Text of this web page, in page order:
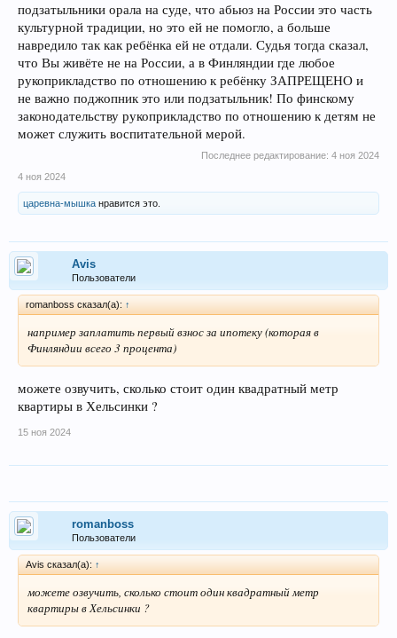
подзатыльники орала на суде, что абьюз на России это часть
культурной традиции, но это ей не помогло, а больше
навредило так как ребёнка ей не отдали. Судья тогда сказал,
что Вы живёте не на России, а в Финляндии где любое
рукоприкладство по отношению к ребёнку ЗАПРЕЩЕНО и
не важно поджопник это или подзатыльник! По финскому
законодательству рукоприкладство по отношению к детям не
может служить воспитательной мерой.
Последнее редактирование: 4 ноя 2024
4 ноя 2024
царевна-мышка нравится это.
Avis
Пользователи
romanboss сказал(а): ↑
например заплатить первый взнос за ипотеку (которая в
Финляндии всего 3 процента)
можете озвучить, сколько стоит один квадратный метр
квартиры в Хельсинки ?
15 ноя 2024
romanboss
Пользователи
Avis сказал(а): ↑
можете озвучить, сколько стоит один квадратный метр
квартиры в Хельсинки ?